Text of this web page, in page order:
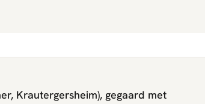
Krautergersheim), gegaard met